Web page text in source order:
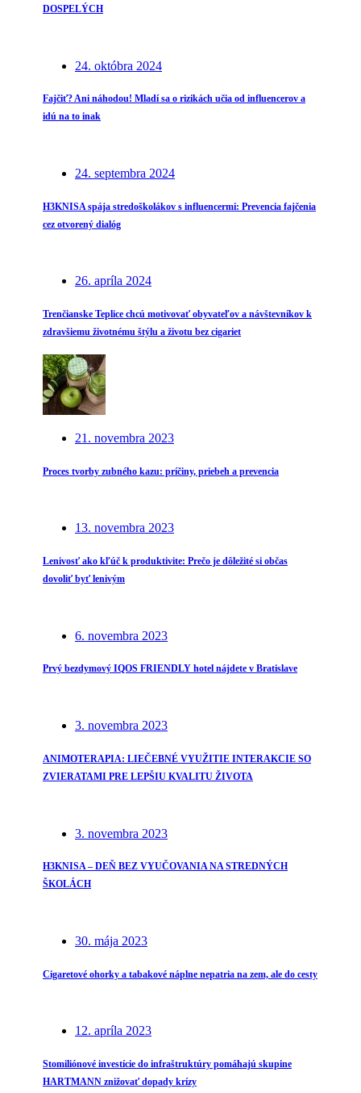
DOSPELÝCH
24. októbra 2024
Fajčiť? Ani náhodou! Mladí sa o rizikách učia od influencerov a
idú na to inak
24. septembra 2024
H3KNISA spája stredoškolákov s influencermi: Prevencia fajčenia
cez otvorený dialóg
26. apríla 2024
Trenčianske Teplice chcú motivovať obyvateľov a návštevníkov k
zdravšiemu životnému štýlu a životu bez cigariet
21. novembra 2023
Proces tvorby zubného kazu: príčiny, priebeh a prevencia
13. novembra 2023
Lenivosť ako kľúč k produktivite: Prečo je dôležité si občas
dovoliť byť lenivým
6. novembra 2023
Prvý bezdymový IQOS FRIENDLY hotel nájdete v Bratislave
3. novembra 2023
ANIMOTERAPIA: LIEČEBNÉ VYUŽITIE INTERAKCIE SO
ZVIERATAMI PRE LEPŠIU KVALITU ŽIVOTA
3. novembra 2023
H3KNISA – DEŇ BEZ VYUČOVANIA NA STREDNÝCH
ŠKOLÁCH
30. mája 2023
Cigaretové ohorky a tabakové náplne nepatria na zem, ale do cesty
12. apríla 2023
Stomiliónové investície do infraštruktúry pomáhajú skupine
HARTMANN znižovať dopady krízy